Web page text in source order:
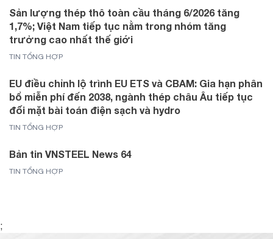
Sản lượng thép thô toàn cầu tháng 6/2026 tăng
1,7%; Việt Nam tiếp tục nằm trong nhóm tăng
trưởng cao nhất thế giới
TIN TỔNG HỢP
EU điều chỉnh lộ trình EU ETS và CBAM: Gia hạn phân
bổ miễn phí đến 2038, ngành thép châu Âu tiếp tục
đối mặt bài toán điện sạch và hydro
TIN TỔNG HỢP
Bản tin VNSTEEL News 64
TIN TỔNG HỢP
;